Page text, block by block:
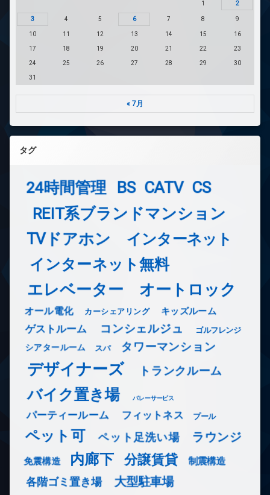
1 2
3 4 5 6 7 8 9
10 11 12 13 14 15 16
17 18 19 20 21 22 23
24 25 26 27 28 29 30
31
« 7月
タグ
24時間管理 BS CATV CS
REIT系ブランドマンション
TVドアホン インターネット
インターネット無料
エレベーター オートロック
オール電化 カーシェアリング キッズルーム
ゲストルーム コンシェルジュ ゴルフレンジ
シアタールーム スパ タワーマンション
デザイナーズ トランクルーム
バイク置き場 バレーサービス
パーティールーム フィットネス プール
ペット可 ペット足洗い場 ラウンジ
免震構造 内廊下 分譲賃貸 制震構造
各階ゴミ置き場 大型駐車場